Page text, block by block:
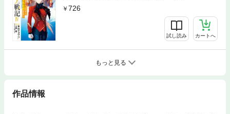
726
試し読み カートへ
もっと見る
作品情報